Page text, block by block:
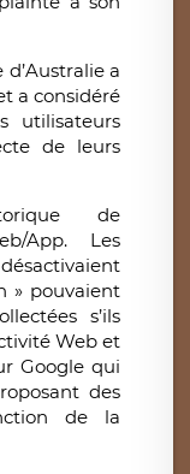
d’Australie a
a considéré
utilisateurs
de leurs
de
App. Les
» pouvaient
s’ils
Web et
Google qui
des
de la